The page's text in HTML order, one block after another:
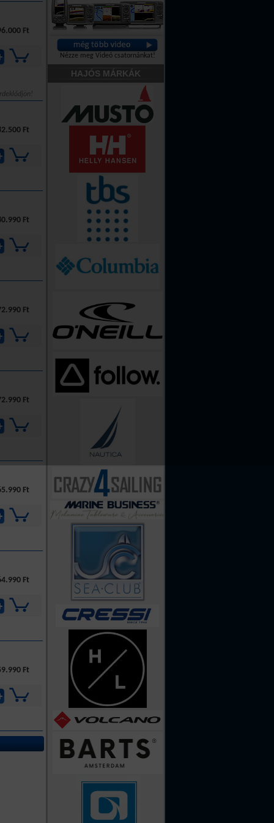
Ft
Ft
Ft
Ft
Ft
Ft
Ft
Ft
Nézze meg Videó csatornánkat!
HAJÓS MÁRKÁK